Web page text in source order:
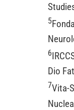
5
6
Dio
7Vita-